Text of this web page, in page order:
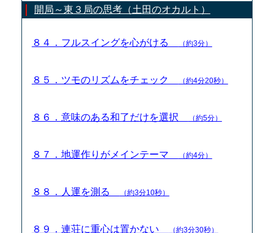
開局～東３局の思考（土田のオカルト）
８４．フルスイングを心がける （約3分）
８５．ツモのリズムをチェック （約4分20秒）
８６．意味のある和了だけを選択 （約5分）
８７．地運作りがメインテーマ （約4分）
８８．人運を測る （約3分10秒）
８９．連荘に重心は置かない （約3分30秒）